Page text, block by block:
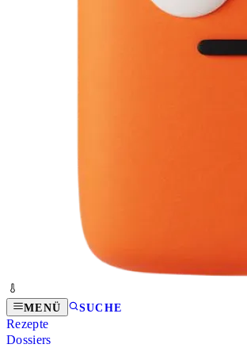
MENÜ SUCHE
Rezepte
Dossiers